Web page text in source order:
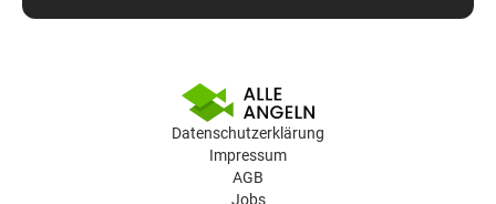
Datenschutzerklärung
Impressum
AGB
Jobs